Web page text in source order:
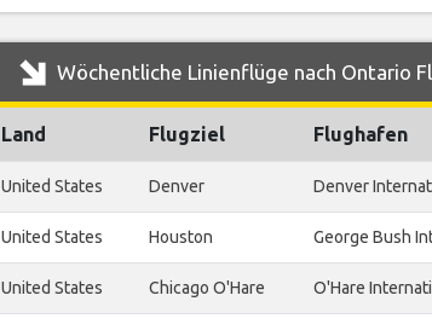
Wöchentliche Linienflüge nach Ontario
Land Flugziel Flughafen
United States Denver Denver
United States Houston George Bush
United States Chicago O'Hare O'Hare